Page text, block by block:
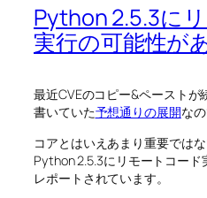
Python 2.5.3に
実行の可能性が
最近CVEのコピー&ペースト
書いていた予想通りの展開な
コアとはいえあまり重要では
Python 2.5.3にリモートコー
レポートされています。